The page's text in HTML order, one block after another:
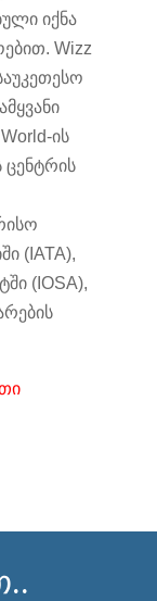
იქნა
Wizz
ის
ცენტრის
(IATA),
(IOSA),